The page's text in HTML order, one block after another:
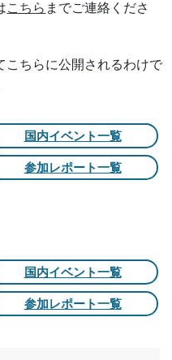
こちら までご連絡くださ
こちらに公開されるわけで
国内イベント一覧
参加レポート一覧
国内イベント一覧
参加レポート一覧